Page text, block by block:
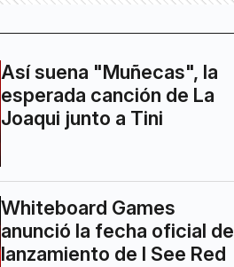
Así suena "Muñecas", la
esperada canción de La
Joaqui junto a Tini
Whiteboard Games
anunció la fecha oficial de
lanzamiento de I See Red